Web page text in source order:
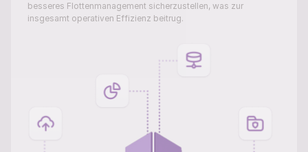
besseres Flottenmanagement sicherzustellen, was zur
insgesamt operativen Effizienz beitrug.